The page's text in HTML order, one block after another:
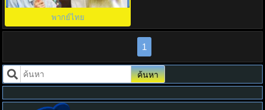
พากย์ไทย
1
ค้นหา